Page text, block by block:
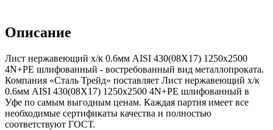
Описание
Лист нержавеющий х/к 0.6мм AISI 430(08X17) 1250х2500
4N+PE шлифованный - востребованный вид металлопроката.
Компания «Сталь Трейд» поставляет Лист нержавеющий х/к
0.6мм AISI 430(08X17) 1250х2500 4N+PE шлифованный в
Уфе по самым выгодным ценам. Каждая партия имеет все
необходимые сертификаты качества и полностью
соответствуют ГОСТ.